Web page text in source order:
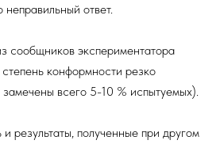
неправильный ответ.
сообщников экспериментатора
конформности резко
всего 5-10 % испытуемых).
и результаты, полученные при другом